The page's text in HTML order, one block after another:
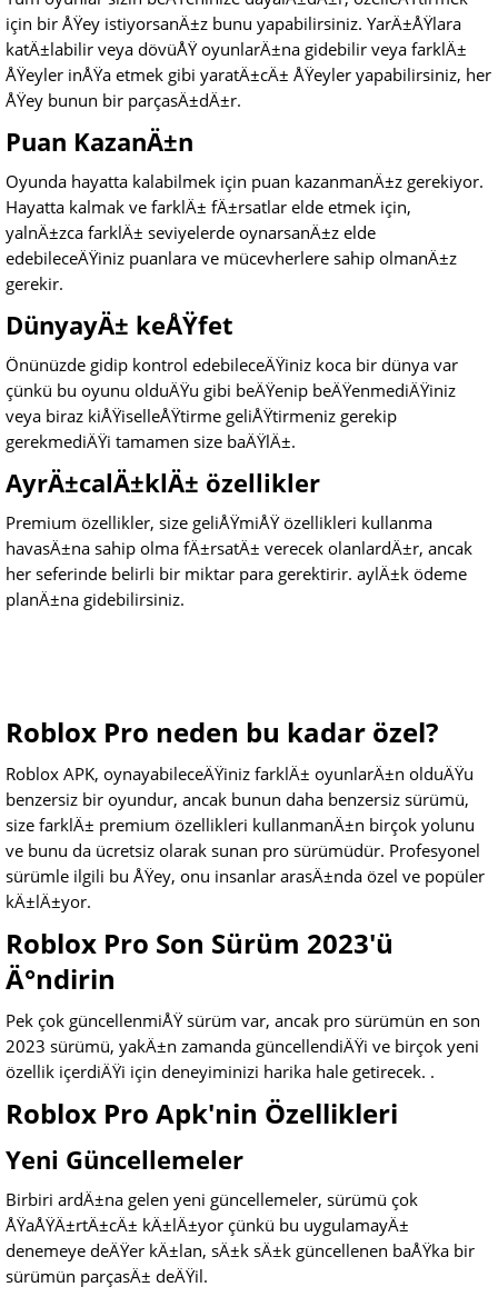
için bir ÅŸey istiyorsanÄ±z bunu yapabilirsiniz. YarÄ±ÅŸlara
katÄ±labilir veya dövüÅŸ oyunlarÄ±na gidebilir veya farklÄ±
ÅŸeyler inÅŸa etmek gibi yaratÄ±cÄ± ÅŸeyler yapabilirsiniz, her
ÅŸey bunun bir parçasÄ±dÄ±r.
Puan KazanÄ±n
Oyunda hayatta kalabilmek için puan kazanmanÄ±z gerekiyor.
Hayatta kalmak ve farklÄ± fÄ±rsatlar elde etmek için,
yalnÄ±zca farklÄ± seviyelerde oynarsanÄ±z elde
edebileceÄŸiniz puanlara ve mücevherlere sahip olmanÄ±z
gerekir.
DünyayÄ± keÅŸfet
Önünüzde gidip kontrol edebileceÄŸiniz koca bir dünya var
çünkü bu oyunu olduÄŸu gibi beÄŸenip beÄŸenmediÄŸiniz
veya biraz kiÅŸiselleÅŸtirme geliÅŸtirmeniz gerekip
gerekmediÄŸi tamamen size baÄŸlÄ±.
AyrÄ±calÄ±klÄ± özellikler
Premium özellikler, size geliÅŸmiÅŸ özellikleri kullanma
havasÄ±na sahip olma fÄ±rsatÄ± verecek olanlardÄ±r, ancak
her seferinde belirli bir miktar para gerektirir. aylÄ±k ödeme
planÄ±na gidebilirsiniz.
Roblox Pro neden bu kadar özel?
Roblox APK, oynayabileceÄŸiniz farklÄ± oyunlarÄ±n olduÄŸu
benzersiz bir oyundur, ancak bunun daha benzersiz sürümü,
size farklÄ± premium özellikleri kullanmanÄ±n birçok yolunu
ve bunu da ücretsiz olarak sunan pro sürümüdür. Profesyonel
sürümle ilgili bu ÅŸey, onu insanlar arasÄ±nda özel ve popüler
kÄ±lÄ±yor.
Roblox Pro Son Sürüm 2023'ü
Ä°ndirin
Pek çok güncellenmiÅŸ sürüm var, ancak pro sürümün en son
2023 sürümü, yakÄ±n zamanda güncellendiÄŸi ve birçok yeni
özellik içerdiÄŸi için deneyiminizi harika hale getirecek. .
Roblox Pro Apk'nin Özellikleri
Yeni Güncellemeler
Birbiri ardÄ±na gelen yeni güncellemeler, sürümü çok
ÅŸaÅŸÄ±rtÄ±cÄ± kÄ±lÄ±yor çünkü bu uygulamayÄ±
denemeye deÄŸer kÄ±lan, sÄ±k sÄ±k güncellenen baÅŸka bir
sürümün parçasÄ± deÄŸil.